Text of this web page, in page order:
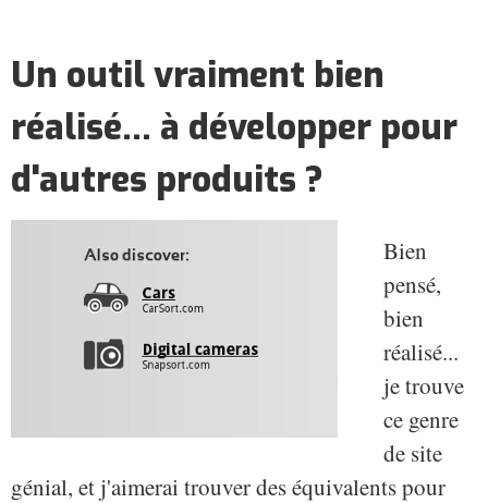
Un outil vraiment bien
réalisé... à développer pour
d'autres produits ?
Bien
pensé,
bien
réalisé...
je trouve
ce genre
de site
génial, et j'aimerai trouver des équivalents pour